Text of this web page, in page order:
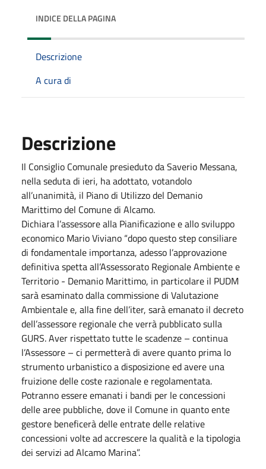
INDICE DELLA PAGINA
Descrizione
A cura di
Descrizione
Il Consiglio Comunale presieduto da Saverio Messana,
nella seduta di ieri, ha adottato, votandolo
all’unanimità, il Piano di Utilizzo del Demanio
Marittimo del Comune di Alcamo.
Dichiara l’assessore alla Pianificazione e allo sviluppo
economico Mario Viviano “dopo questo step consiliare
di fondamentale importanza, adesso l’approvazione
definitiva spetta all’Assessorato Regionale Ambiente e
Territorio - Demanio Marittimo, in particolare il PUDM
sarà esaminato dalla commissione di Valutazione
Ambientale e, alla fine dell’iter, sarà emanato il decreto
dell’assessore regionale che verrà pubblicato sulla
GURS. Aver rispettato tutte le scadenze – continua
l’Assessore – ci permetterà di avere quanto prima lo
strumento urbanistico a disposizione ed avere una
fruizione delle coste razionale e regolamentata.
Potranno essere emanati i bandi per le concessioni
delle aree pubbliche, dove il Comune in quanto ente
gestore beneficerà delle entrate delle relative
concessioni volte ad accrescere la qualità e la tipologia
dei servizi ad Alcamo Marina”.